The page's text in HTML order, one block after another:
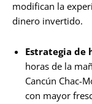
modifican la
dinero invertido.
Estrategia de
horas de la
Cancún Chac-
con mayor